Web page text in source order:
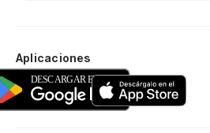
Aplicaciones